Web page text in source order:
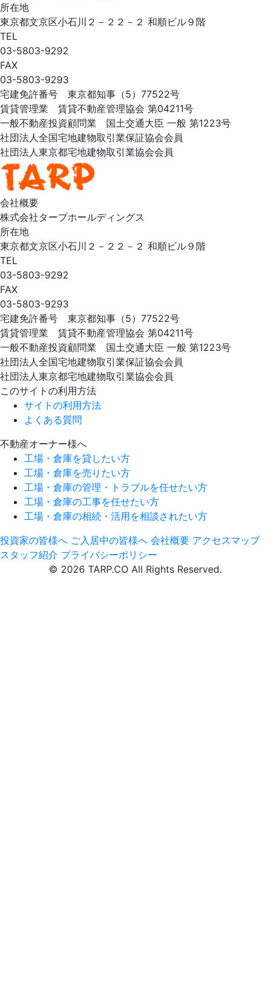
所在地
東京都文京区小石川２－２２－２ 和順ビル９階
TEL
03-5803-9292
FAX
03-5803-9293
宅建免許番号 東京都知事（5）77522号
賃貸管理業 賃貸不動産管理協会 第04211号
一般不動産投資顧問業 国土交通大臣 一般 第1223号
社団法人全国宅地建物取引業保証協会会員
社団法人東京都宅地建物取引業協会会員
会社概要
株式会社タープホールディングス
所在地
東京都文京区小石川２－２２－２ 和順ビル９階
TEL
03-5803-9292
FAX
03-5803-9293
宅建免許番号 東京都知事（5）77522号
賃貸管理業 賃貸不動産管理協会 第04211号
一般不動産投資顧問業 国土交通大臣 一般 第1223号
社団法人全国宅地建物取引業保証協会会員
社団法人東京都宅地建物取引業協会会員
このサイトの利用方法
サイトの利用方法
よくある質問
不動産オーナー様へ
工場・倉庫を貸したい方
工場・倉庫を売りたい方
工場・倉庫の管理・トラブルを任せたい方
工場・倉庫の工事を任せたい方
工場・倉庫の相続・活用を相談されたい方
投資家の皆様へ ご入居中の皆様へ 会社概要 アクセスマップ
スタッフ紹介 プライバシーポリシー
© 2026 TARP.CO All Rights Reserved.